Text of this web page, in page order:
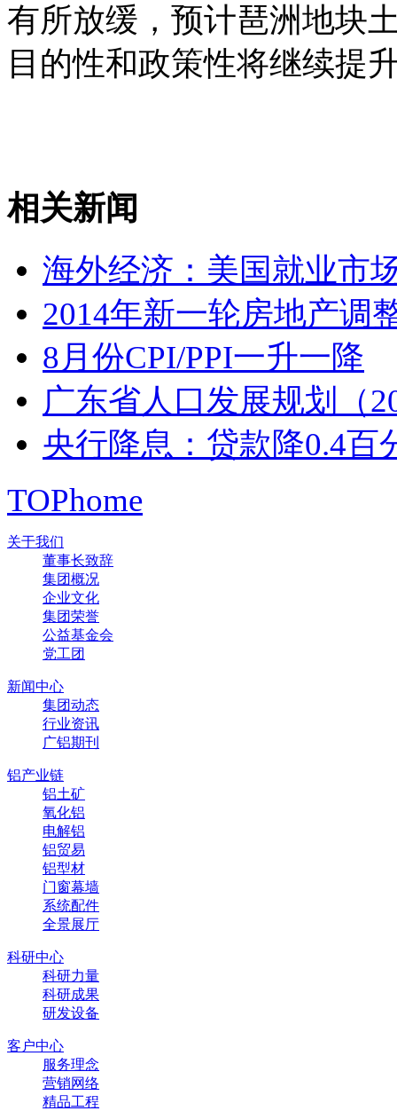
有所放缓，预计琶洲地块
目的性和政策性将继续提
相关新闻
海外经济：美国就业市
2014年新一轮房地产调
8月份CPI/PPI一升一降
广东省人口发展规划（
央行降息：贷款降0.4百
TOPhome
关于我们
董事长致辞
集团概况
企业文化
集团荣誉
公益基金会
党工团
新闻中心
集团动态
行业资讯
广铝期刊
铝产业链
铝土矿
氧化铝
电解铝
铝贸易
铝型材
门窗幕墙
系统配件
全景展厅
科研中心
科研力量
科研成果
研发设备
客户中心
服务理念
营销网络
精品工程